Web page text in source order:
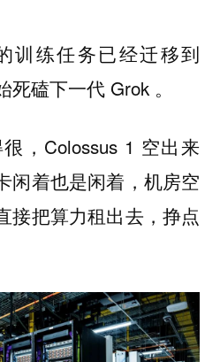
训练任务已经迁移到
磕下一代 Grok 。
，Colossus 1 空出来
闲着也是闲着，机房空
接把算力租出去，挣点